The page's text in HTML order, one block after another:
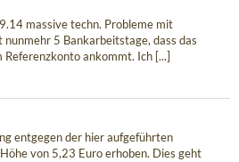
massive techn. Probleme mit
5 Bankarbeitstage, dass das
ankommt. Ich [...]
entgegen der hier aufgeführten
von 5,23 Euro erhoben. Dies geht